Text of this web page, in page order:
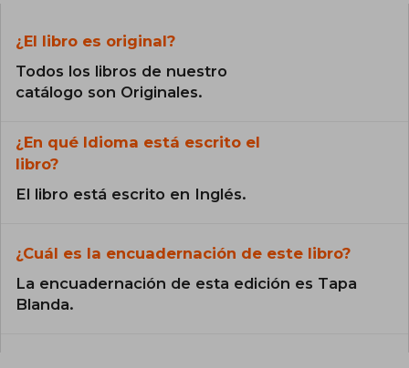
¿El libro es original?
Todos los libros de nuestro
catálogo son Originales.
¿En qué Idioma está escrito el
libro?
El libro está escrito en Inglés.
¿Cuál es la encuadernación de este libro?
La encuadernación de esta edición es Tapa
Blanda.